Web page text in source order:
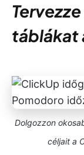
táblákat
Dolgozzon
céljait a